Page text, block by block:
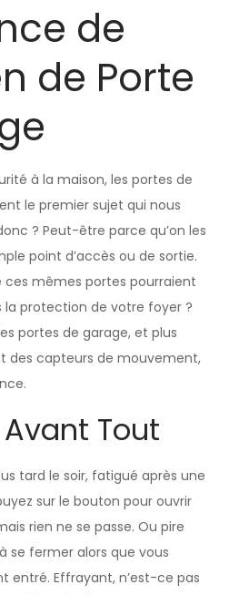
de
de Porte
à la maison, les portes de
le premier sujet qui nous
? Peut-être parce qu’on les
point d’accès ou de sortie.
ces mêmes portes pourraient
la protection de votre foyer ?
portes de garage, et plus
des capteurs de mouvement,
Tout
tard le soir, fatigué après une
sur le bouton pour ouvrir
rien ne se passe. Ou pire
se fermer alors que vous
entré. Effrayant, n’est-ce pas